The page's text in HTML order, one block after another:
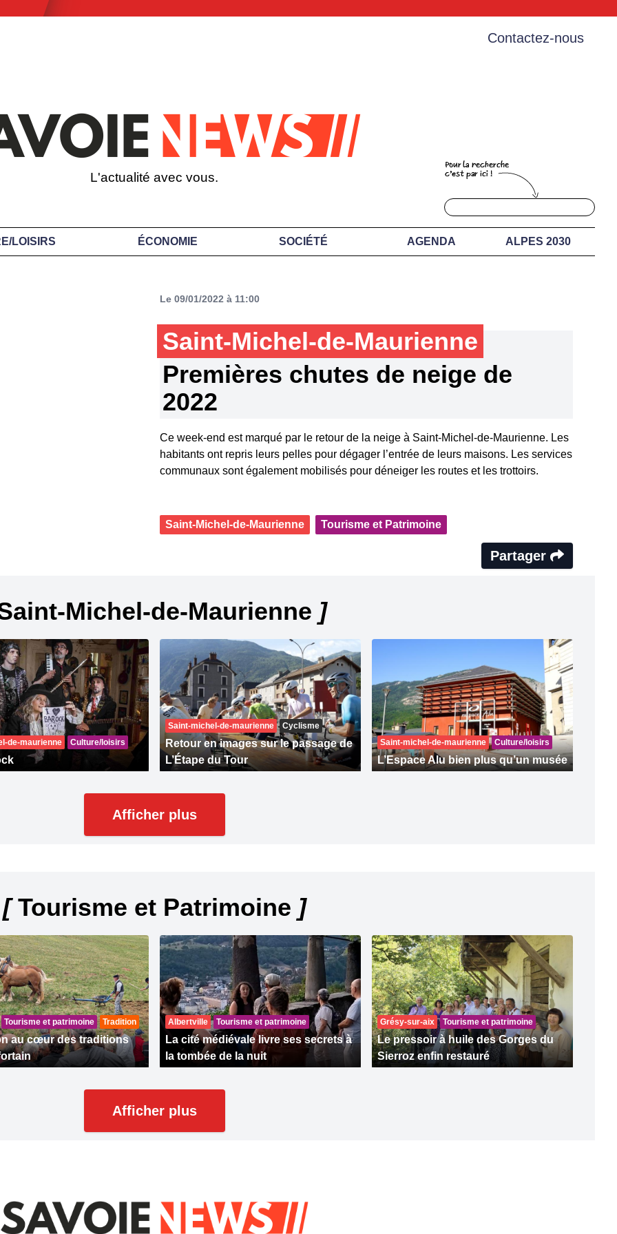
Contactez-nous
L'actualité avec vous.
LOISIRS ÉCONOMIE SOCIÉTÉ AGENDA ALPES 2030
Le 09/01/2022 à 11:00
Saint-Michel-de-Maurienne
Premières chutes de neige de
2022
Ce week-end est marqué par le retour de la neige à Saint-Michel-de-Maurienne. Les
habitants ont repris leurs pelles pour dégager l’entrée de leurs maisons. Les services
communaux sont également mobilisés pour déneiger les routes et les trottoirs.
Saint-Michel-de-Maurienne Tourisme et Patrimoine
Partager
Michel-de-Maurienne ]
de-maurienne Culture/loisirs
Saint-michel-de-maurienne Cyclisme
Retour en images sur le passage de
L’Étape du Tour
Saint-michel-de-maurienne Culture/loisirs
L’Espace Alu bien plus qu’un musée
Afficher plus
[Tourisme et Patrimoine ]
Tourisme et patrimoine Tradition
au cœur des traditions
Albertville Tourisme et patrimoine
La cité médiévale livre ses secrets à
la tombée de la nuit
Grésy-sur-aix Tourisme et patrimoine
Le pressoir à huile des Gorges du
Sierroz enfin restauré
Afficher plus